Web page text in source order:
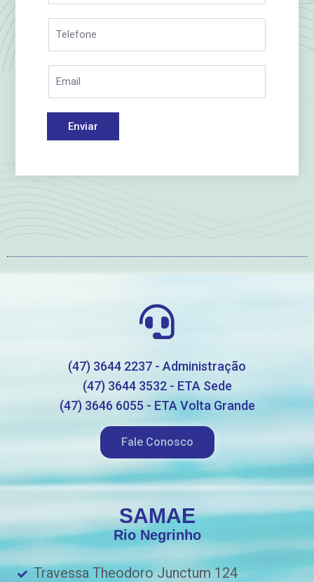
Enviar
(47) 3644 2237 - Administração
(47) 3644 3532 - ETA Sede
(47) 3646 6055 - ETA Volta Grande
Fale Conosco
SAMAE
Rio Negrinho
Travessa Theodoro Junctum 124